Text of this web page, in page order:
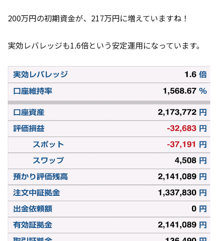
200万円の初期資金が、217万円に増えていますね！
実効レバレッジも1.6倍という安定運用になっています。